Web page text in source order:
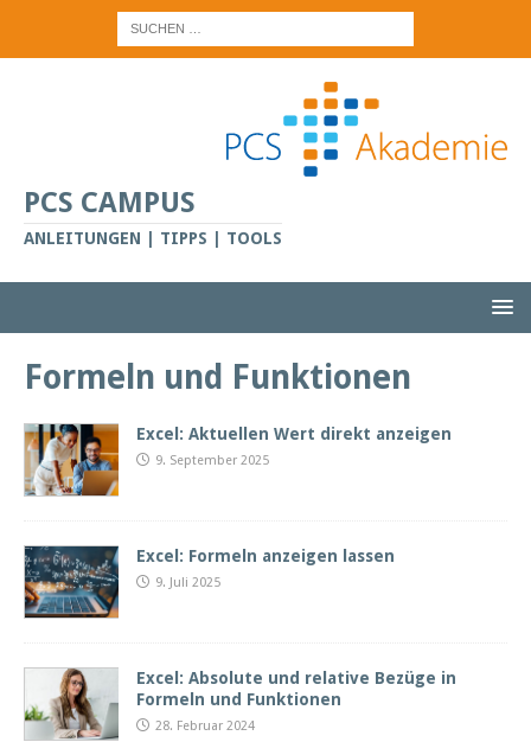
PCS CAMPUS
ANLEITUNGEN | TIPPS | TOOLS
Formeln und Funktionen
Excel: Aktuellen Wert direkt anzeigen
9. September 2025
Excel: Formeln anzeigen lassen
9. Juli 2025
Excel: Absolute und relative Bezüge in
Formeln und Funktionen
28. Februar 2024